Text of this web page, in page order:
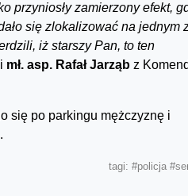
przyniosły zamierzony efekt,
się zlokalizować na jednym
iż starszy Pan, to ten
mł. asp. Rafał Jarząb z
się po parkingu mężczyznę i
tagi: #policja